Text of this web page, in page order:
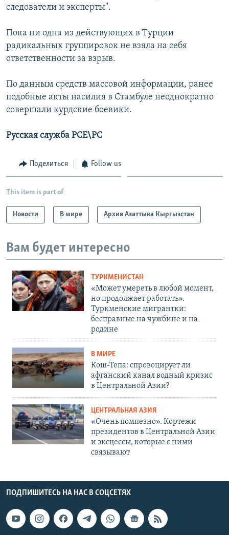
следователи и эксперты".
Пока ни одна из действующих в Турции
радикальных группировок не взяла на себя
ответственности за взрыв.
По данным средств массовой информации, ранее
подобные акты насилия в Стамбуле неоднократно
совершали курдские боевики.
Русская служба РСЕ\РС
Поделиться Follow us
This item is part of
Новости В мире Архив Азаттыка Кыргызстан
Вам будет интересно
ТУРКМЕНИСТАН
«Может умереть в любой момент,
но продолжает работать».
Туркменские мигрантки:
бесправные на чужбине и на
родине
В МИРЕ
Кош-Тепа: спровоцирует ли
афганский канал водный кризис
в Центральной Азии?
ЦЕНТРАЛЬНАЯ АЗИЯ
«Очень помпезно». Кортежи
президентов в Центральной Азии
и эксцессы, которые с ними
связывают
ПОДПИШИТЕСЬ НА НАС В СОЦСЕТЯХ